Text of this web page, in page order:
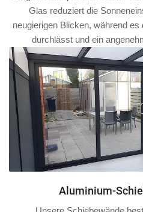
Glas reduziert die
neugierigen Blicken, während
durchlässt und ein
Aluminium-